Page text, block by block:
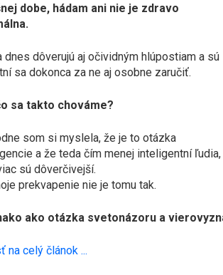
dobe, hádam ani nie je zdravo
dnes dôverujú aj očividným hlúpostiam a sú
sa dokonca za ne aj osobne zaručiť.
sa takto chováme?
som si myslela, že je to otázka
a že teda čím menej inteligentní ľudia,
sú dôverčivejší.
prekvapenie nie je tomu tak.
ako otázka svetonázoru a
na celý článok ...